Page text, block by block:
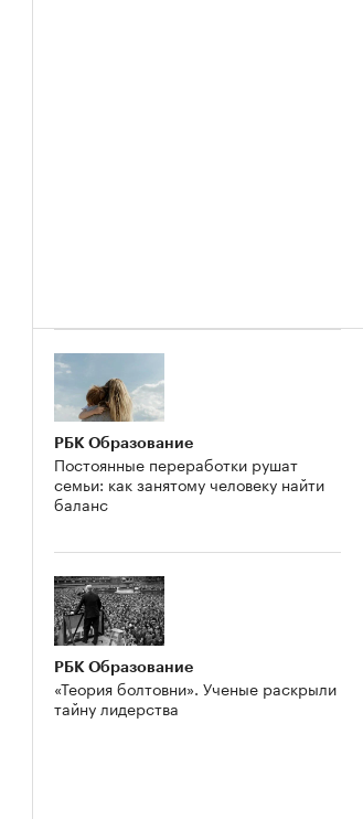
РБК Образование
Постоянные переработки рушат
семьи: как занятому человеку найти
баланс
РБК Образование
«Теория болтовни». Ученые раскрыли
тайну лидерства